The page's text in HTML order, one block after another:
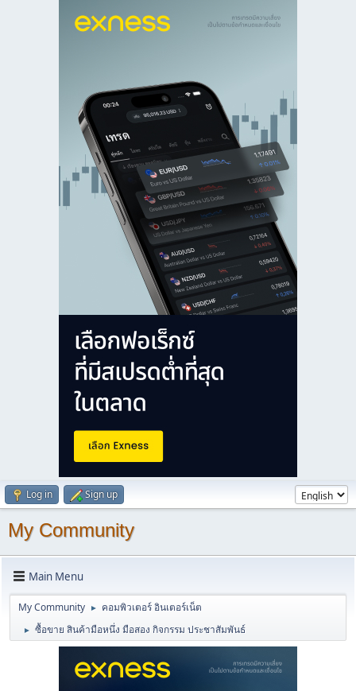
Log in Sign up
My Community
Main Menu
My Community ► คอมพิวเตอร์ อินเตอร์เน็ต
► ซื้อขาย สินค้ามือหนึ่ง มือสอง กิจกรรม ประชาสัมพันธ์